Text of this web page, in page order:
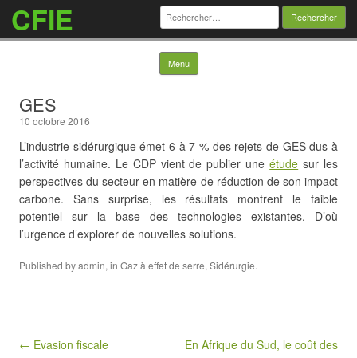
CFIE Rechercher :
Menu Skip to content
GES
10 octobre 2016
L’industrie sidérurgique émet 6 à 7 % des rejets de GES dus à
l’activité humaine. Le CDP vient de publier uneétude sur les
perspectives du secteur en matière de réduction de son impact
carbone. Sans surprise, les résultats montrent le faible
potentiel sur la base des technologies existantes. D’où
l’urgence d’explorer de nouvelles solutions.
Published byadmin, in Gaz à effet de serre, Sidérurgie.
Post navigation
← Evasion fiscale
En Afrique du Sud, le coût des